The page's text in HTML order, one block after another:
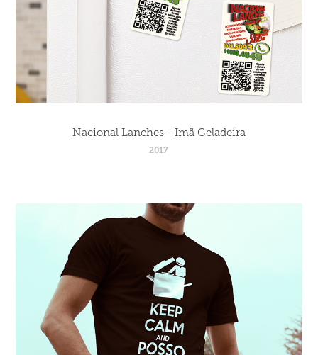
Nacional Lanches - Imã Geladeira
2017